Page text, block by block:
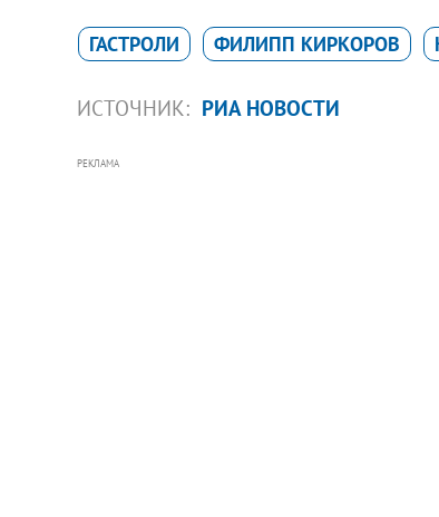
ГАСТРОЛИ ФИЛИПП КИРКОРОВ
ИСТОЧНИК: РИА НОВОСТИ
РЕКЛАМА